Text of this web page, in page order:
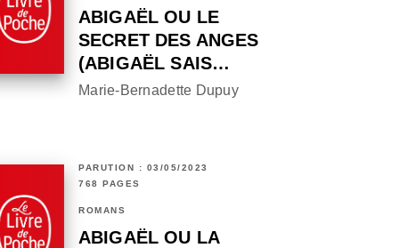
ABIGAËL OU LE
SECRET DES ANGES
(ABIGAËL SAIS…
Marie-Bernadette Dupuy
PARUTION : 03/05/2023
768 PAGES
ROMANS
ABIGAËL OU LA